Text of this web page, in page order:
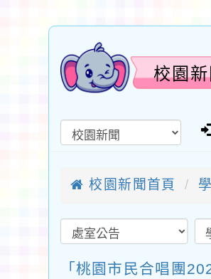
校園
校園新聞首頁
「桃園市民合唱團